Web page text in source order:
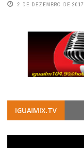
2 DE DEZEMBRO DE 2017
IGUAIMIX.TV